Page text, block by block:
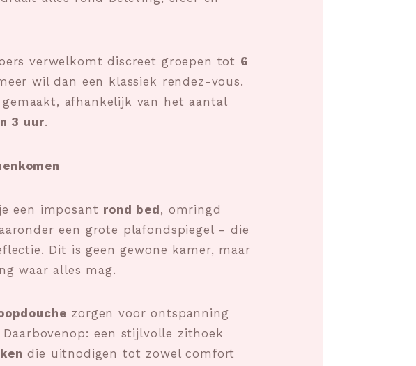
verwelkomt discreet groepen tot 6
wil dan een klassiek rendez-vous.
afhankelijk van het aantal
3 uur.
een imposant rond bed, omringd
een grote plafondspiegel – die
Dit is geen gewone kamer, maar
waar alles mag.
zorgen voor ontspanning
een stijlvolle zithoek
die uitnodigen tot zowel comfort